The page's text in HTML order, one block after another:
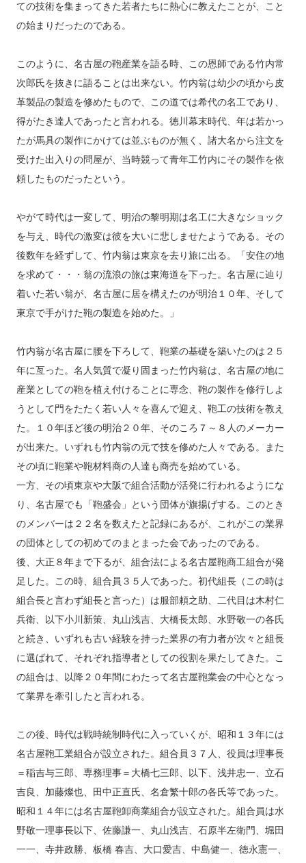
ての技術を集まってきた若者たちに熱心に教えたことが、こと
の始まりだったのである。
このように、名古屋の鞄産業を語る時、この恩師である竹内常
次郎氏を抜きに語ることは出来ない。竹内翁は幼少の頃から皮
革製品の製造を修めたもので、この道では希代の名工であり、
得がたき達人であったと言われる。徳川幕末時代、年は若かっ
たが馬具の製作にかけては並ぶものが無く、諸大名から注文を
受けた出入りの問屋が、当時競って青年工竹内にその製作を依
頼したものだったという。
やがて時代は一変して、明治の黎明期は名工に大きなショック
を与え、時代の激変は彼を大いに悲しませたようである。その
後数年を経ずして、竹内翁は東京を去り旅に出る。「安住の地
を求めて・・・翁の流浪の旅は東海道を下った。名古屋に辿り
着いた若い翁が、名古屋に居を構えたのが明治１０年、そして
東京で手がけた鞄の製造を始めた。」
竹内翁が名古屋に腰を下ろして、鞄業の基礎を築いたのは２５
年に亙った。名人気質で凝り固まった竹内翁は、名古屋の地に
産業としての鞄を植え付けることに専念、鞄の製作を修行しよ
うとして門をたたく若い人々を喜んで迎え、鞄工の技術を教え
た。１０年ほど後の明治２０年、そのころ７～８人のメーカー
が出来た。いずれも竹内翁の元で技を修めた人々である。また
その頃に鞄業や鞄材料商の人達も商売を始めている。
一方、その頃東京や大阪で組合活動が活発に行われるようにな
り、名古屋でも「鞄盛会」という団体が旗揚げする。このとき
のメンバーは２２名を数えたと記録にあるが、これがこの業界
の団体としての初めてのまとまった会であったのである。
後、大正８年まで下るが、組合法による名古屋鞄商工組合が発
足した。この時、組合員３５人であった。初代組長（この時は
組合長と言わず組長と言った）は服部頼之助、二代目は木村仁
兵衛、以下小川新策、丸山浅吉、大橋長太郎、水野敬一の各氏
と続き、いずれも古い経験を持った業界の有力者が次々と組長
に選ばれて、それぞれ指導者としての役割を果たしてきた。こ
の組合は、以降２０年間にわたって名古屋鞄業会の中心となっ
て業界を牽引したと言われる。
この後、時代は戦時統制時代に入っていくが、昭和１３年には
名古屋鞄工業組合が設立された。組合員３７人、役員は理事長
＝稲吉与三郎、専務理事＝大橋七三郎、以下、浅井忠一、立石
吉良、加藤燦也、田中正直氏、名倉繁十郎の各氏等であった。
昭和１４年には名古屋鞄卸商業組合が設立された。組合員は水
野敬一理事長以下、佐藤謙一、丸山浅吉、石原半左衛門、堀田
一一、寺井政勝、板橋 春吉、大口愛吉、中島健一、徳永憲一、